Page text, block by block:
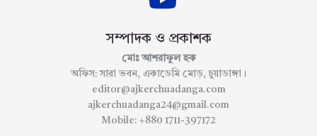
সম্পাদক ও প্রকাশক
মোঃ আশরাফুল হক
অফিস: সারা ভবন, একাডেমি মোড়, চুয়াডাঙ্গা।
editor@ajkerchuadanga.com
ajkerchuadanga24@gmail.com
Mobile: +880 1711-397172